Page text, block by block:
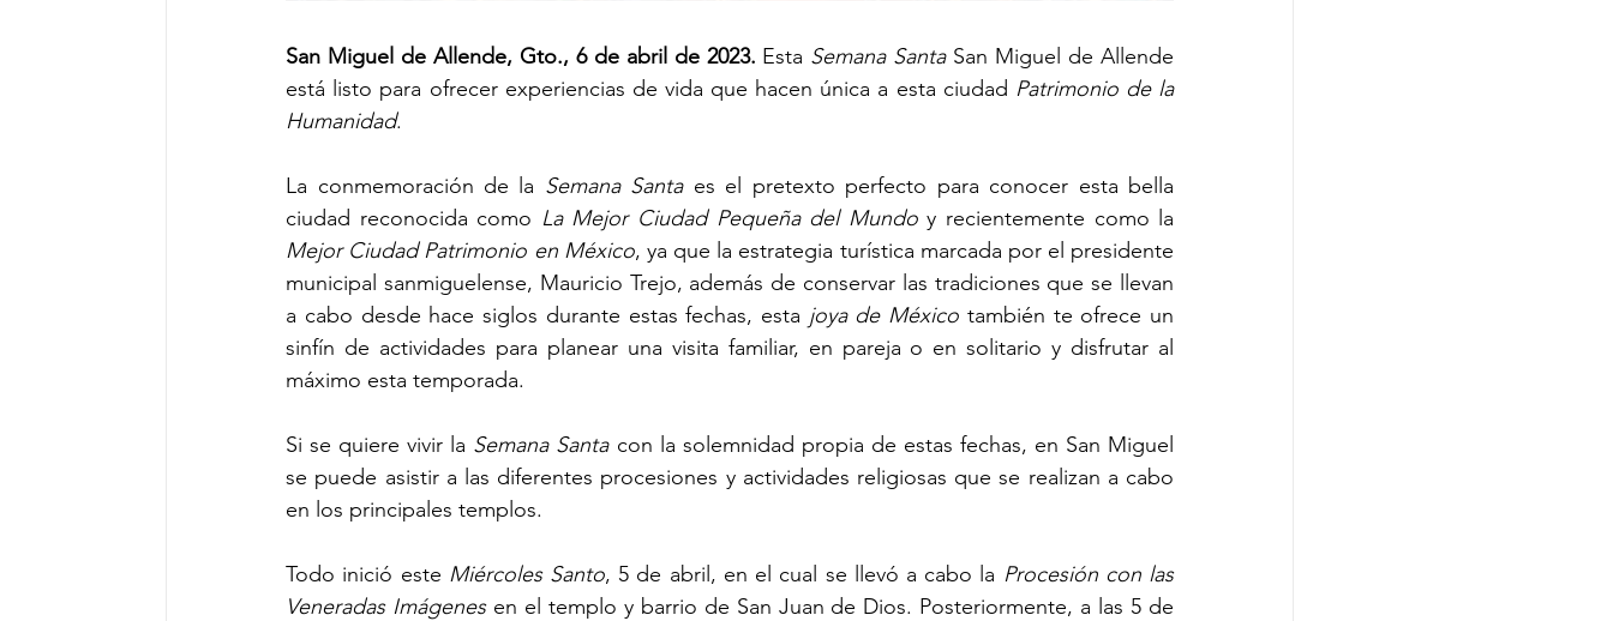
San Miguel de Allende, Gto., 6 de abril de 2023. Esta Semana Santa San Miguel de Allende
está listo para ofrecer experiencias de vida que hacen única a esta ciudad Patrimonio de la
Humanidad.
La conmemoración de la Semana Santa es el pretexto perfecto para conocer esta bella
ciudad reconocida como La Mejor Ciudad Pequeña del Mundo
Mejor Ciudad Patrimonio en México, ya que la estrategia turística marcada por el presidente
municipal sanmiguelense, Mauricio Trejo, además de conservar las tradiciones que se llevan
a cabo desde hace siglos durante estas fechas, esta joya de México también te ofrece un
sinfín de actividades para planear una visita familiar, en pareja o en solitario y disfrutar al
máximo esta temporada.
Si se quiere vivir la Semana Santa con la solemnidad propia de estas fechas, en San Miguel
se puede asistir a las diferentes procesiones y actividades religiosas que se realizan a cabo
en los principales templos.
Todo inició este Miércoles Santo, 5 de abril, en el cual se llevó a cabo la Procesión con las
Veneradas Imágenes en el templo y barrio de San Juan de Dios. Posteriormente, a las 5 de